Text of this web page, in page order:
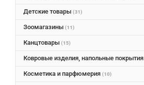
Детские товары (31)
Зоомагазины (11)
Канцтовары (15)
Ковровые изделия, напольные покрытия
Косметика и парфюмерия (10)